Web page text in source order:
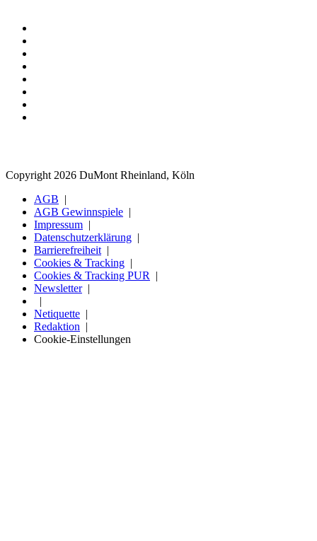
Copyright 2026 DuMont Rheinland, Köln
AGB
AGB Gewinnspiele
Impressum
Datenschutzerklärung
Barrierefreiheit
Cookies & Tracking
Cookies & Tracking PUR
Newsletter
Netiquette
Redaktion
Cookie-Einstellungen